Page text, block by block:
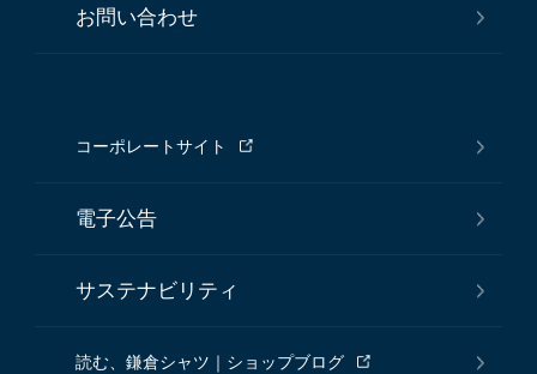
お問い合わせ
コーポレートサイト
電子公告
サステナビリティ
読む、鎌倉シャツ｜ショップブログ